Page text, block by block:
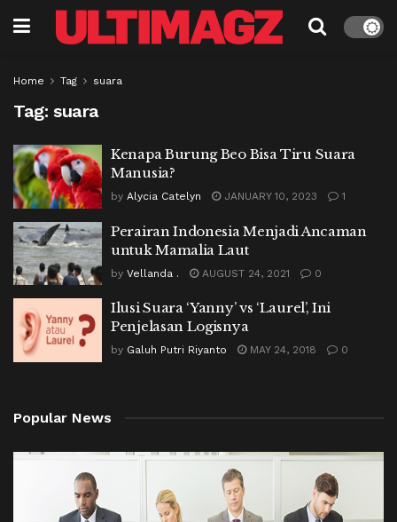
Home Tag suara
Tag: suara
Kenapa Burung Beo Bisa Tiru Suara
Manusia?
by Alycia Catelyn JANUARY 10, 2023 1
Perairan Indonesia Menjadi Ancaman
untuk Mamalia Laut
by Vellanda . AUGUST 24, 2021 0
Ilusi Suara ‘Yanny’ vs ‘Laurel’, Ini
Penjelasan Logisnya
by Galuh Putri Riyanto MAY 24, 2018 0
Popular News